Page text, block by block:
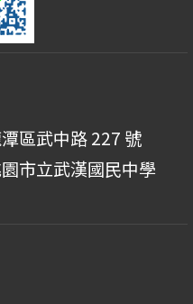
區武中路 227 號
市立武漢國民中學